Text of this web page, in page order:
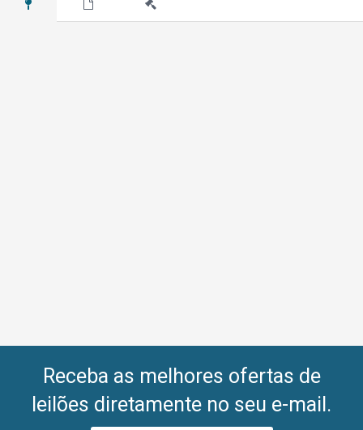
Receba as melhores ofertas de
leilões diretamente no seu e-mail.